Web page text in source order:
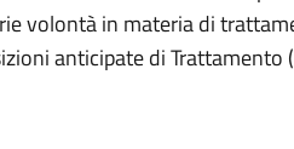
volontà in materia di
anticipate di Trattamento